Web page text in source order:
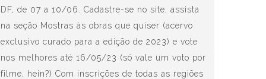
DF, de 07 a 10/06. Cadastre-se no site, assista
na seção Mostras às obras que quiser (acervo
exclusivo curado para a edição de 2023) e vote
nos melhores até 16/05/23 (só vale um voto por
filme, hein?) Com inscrições de todas as regiões